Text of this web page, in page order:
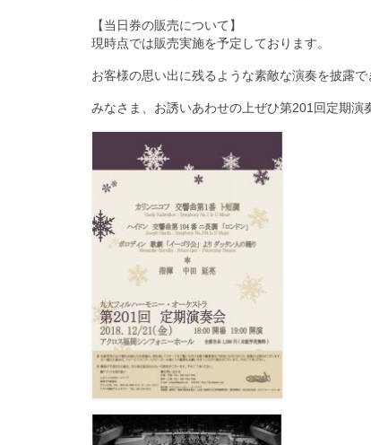
【当日券の販売について】
現時点では販売実施を予定しております。
お客様の思い出に残るような素敵な演奏を披露
みなさま、お誘いあわせの上ぜひ第201回定期